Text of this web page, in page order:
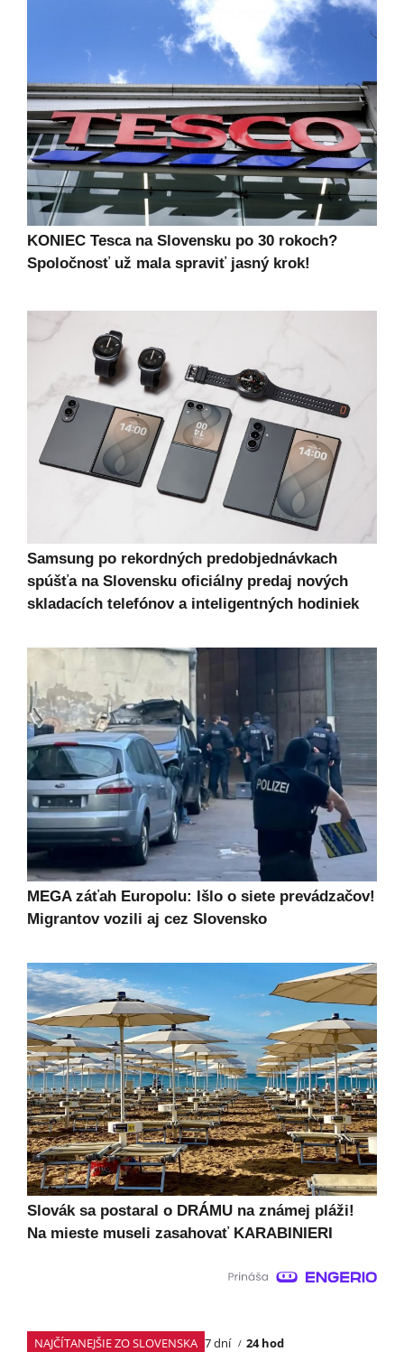
KONIEC Tesca na Slovensku po 30 rokoch?
Spoločnosť už mala spraviť jasný krok!
Samsung po rekordných predobjednávkach
spúšťa na Slovensku oficiálny predaj nových
skladacích telefónov a inteligentných hodiniek
MEGA záťah Europolu: Išlo o siete prevádzačov!
Migrantov vozili aj cez Slovensko
Slovák sa postaral o DRÁMU na známej pláži!
Na mieste museli zasahovať KARABINIERI
NAJČÍTANEJŠIE ZO SLOVENSKA 7 dní 24 hod